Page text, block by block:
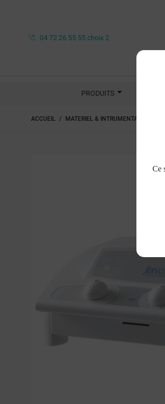
Ce
04 72 26 55 55 choix 2
PRODUITS
ACCUEIL MATERIEL & INTRUMENTATION